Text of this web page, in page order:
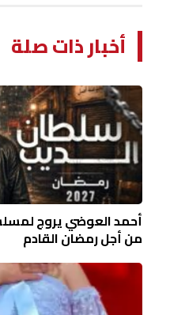
أخبار ذات صلة
أحمد العوضي يروج
من أجل رمضان القادم